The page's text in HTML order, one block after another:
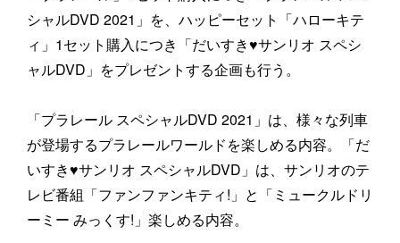
シャルDVD 2021」を、ハッピーセット「ハローキテ
ィ」1セット購入につき「だいすき♥サンリオ スペシ
ャルDVD」をプレゼントする企画も行う。
「プラレール スペシャルDVD 2021」は、様々な列車
が登場するプラレールワールドを楽しめる内容。「だ
いすき♥サンリオ スペシャルDVD」は、サンリオのテ
レビ番組「ファンファンキティ!」と「ミュークルドリ
ーミー みっくす!」楽しめる内容。